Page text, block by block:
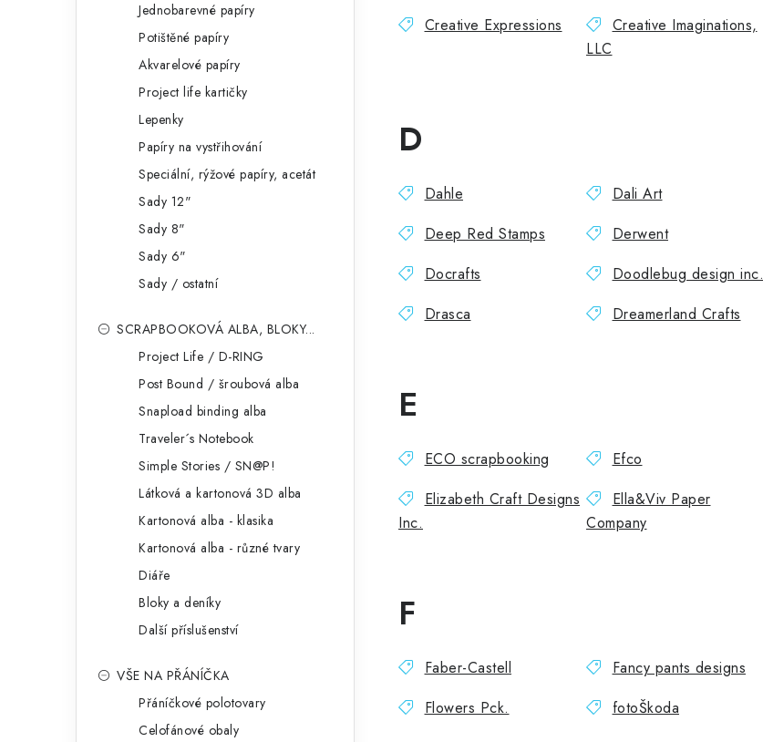
Jednobarevné papíry
Potištěné papíry
Akvarelové papíry
Project life kartičky
Lepenky
Papíry na vystřihování
Speciální, rýžové papíry, acetát
Sady 12"
Sady 8"
Sady 6"
Sady / ostatní
SCRAPBOOKOVÁ ALBA, BLOKY...
Project Life / D-RING
Post Bound / šroubová alba
Snapload binding alba
Traveler´s Notebook
Simple Stories / SN@P!
Látková a kartonová 3D alba
Kartonová alba - klasika
Kartonová alba - různé tvary
Diáře
Bloky a deníky
Další příslušenství
VŠE NA PŘÁNÍČKA
Přáníčkové polotovary
Celofánové obaly
Creative Expressions
Creative Imaginations,
LLC
D
Dahle Dali Art
Deep Red Stamps
Derwent
Docrafts
Doodlebug design inc.
Drasca
Dreamerland Crafts
E
ECO scrapbooking Efco
Elizabeth Craft Designs
Inc.
Ella&Viv Paper
Company
F
Faber-Castell Fancy pants designs
Flowers Pck.
fotoŠkoda